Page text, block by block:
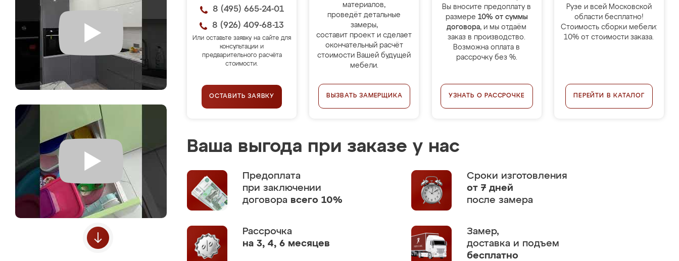
8 (495) 665-24-01
8 (926) 409-68-13
Или оставьте заявку на сайте для
консультации и
предварительного расчёта
стоимости.
ОСТАВИТЬ ЗАЯВКУ
материалов,
проведёт детальные
замеры,
составит проект и сделает
окончательный расчёт
стоимости Вашей будущей
мебели.
ВЫЗВАТЬ ЗАМЕРЩИКА
Вы вносите предоплату в
размере 10% от суммы
договора, и мы отдаём
заказ в производство.
Возможна оплата в
рассрочку без %.
УЗНАТЬ О РАССРОЧКЕ
Рузе и всей Московской
области бесплатно!
Стоимость сборки мебели:
10% от стоимости заказа.
ПЕРЕЙТИ В КАТАЛОГ
Ваша выгода при заказе у нас
Предоплата
при заключении
договора всего 10%
Сроки изготовления
от 7 дней
после замера
Рассрочка
на 3, 4, 6 месяцев
Замер,
доставка и подъем
бесплатно